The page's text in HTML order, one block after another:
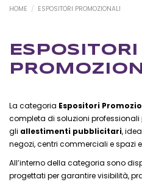
HOME ESPOSITORI PROMOZIONALI
ESPOSITORI
La categoria Espositori
completa di soluzioni professionali
gli allestimenti pubblicitari,
negozi, centri commerciali e spazi
All’interno della categoria sono
progettati per garantire visibilità,